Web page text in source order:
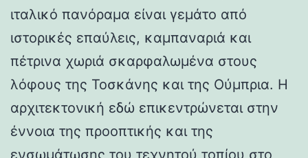
ιταλικό πανόραμα είναι γεμάτο από
ιστορικές επαύλεις, καμπαναριά και
πέτρινα χωριά σκαρφαλωμένα στους
λόφους της Τοσκάνης και της Ούμπρια. Η
αρχιτεκτονική εδώ επικεντρώνεται στην
έννοια της προοπτικής και της
ενσωμάτωσης του τεχνητού τοπίου στο